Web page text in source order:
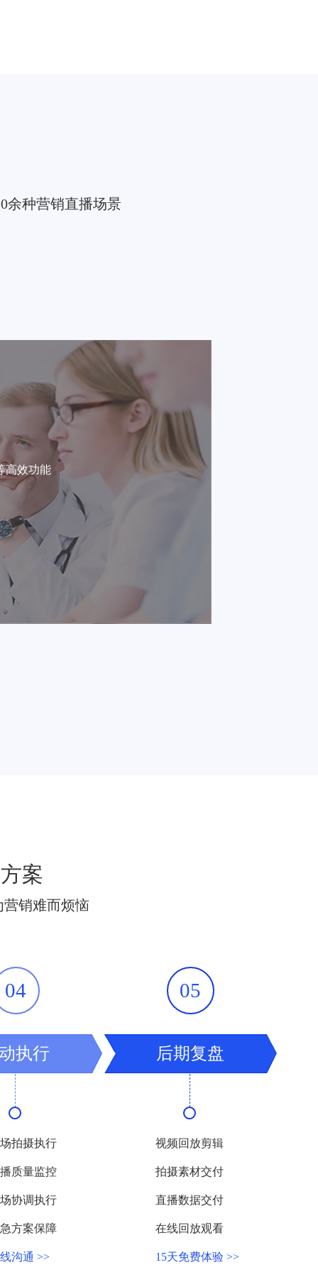
余种营销直播场景
高效功能
定
下线索等
的营销目标
案
销难而烦恼
04
执行
拍摄执行
质量监控
协调执行
方案保障
沟通 >>
05
后期复盘
视频回放剪辑
拍摄素材交付
直播数据交付
在线回放观看
15天免费体验 >>